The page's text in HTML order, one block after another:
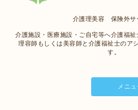
介護理美容 保険外サ
介護施設・医療施設・ご自宅等へ介護福祉
理容師もしくは美容師と介護福祉士のア
す。
メニュ